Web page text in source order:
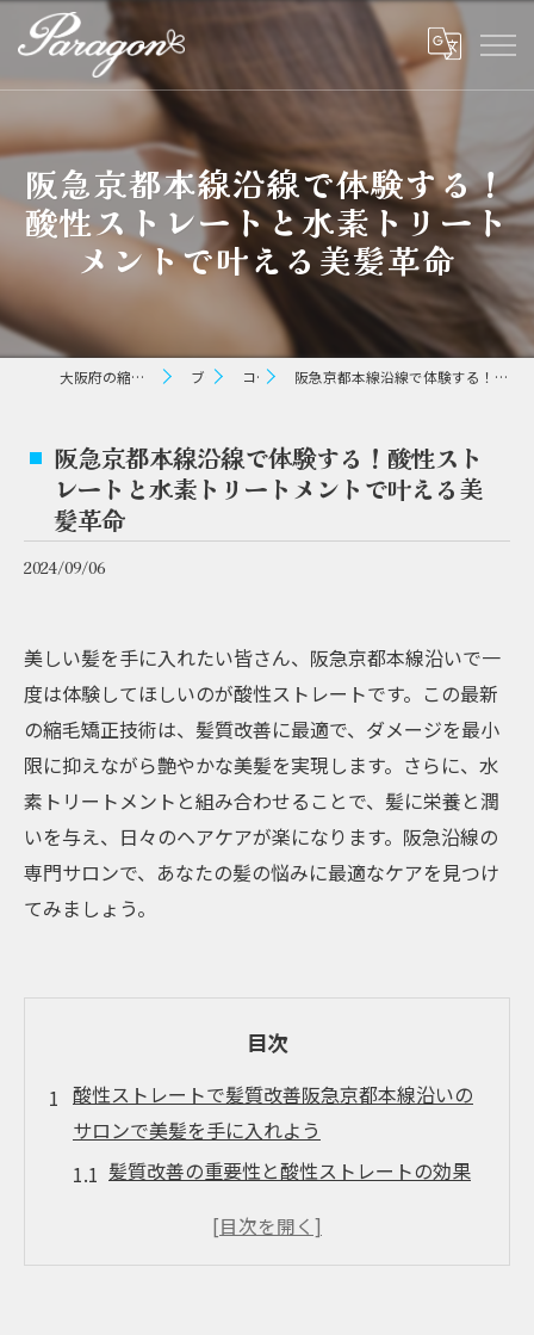
阪急京都本線沿線で体験する！
酸性ストレートと水素トリート
メントで叶える美髪革命
大阪府の縮毛矯正ならパラゴン ヘアー ブログ コラム 阪急京都本線沿線で体験する！酸性ストレートと水素トリートメントで叶える美髪革命
阪急京都本線沿線で体験する！酸性スト
レートと水素トリートメントで叶える美
髪革命
2024/09/06
美しい髪を手に入れたい皆さん、阪急京都本線沿いで一
度は体験してほしいのが酸性ストレートです。この最新
の縮毛矯正技術は、髪質改善に最適で、ダメージを最小
限に抑えながら艶やかな美髪を実現します。さらに、水
素トリートメントと組み合わせることで、髪に栄養と潤
いを与え、日々のヘアケアが楽になります。阪急沿線の
専門サロンで、あなたの髪の悩みに最適なケアを見つけ
てみましょう。
目次
酸性ストレートで髪質改善阪急京都本線沿いの
サロンで美髪を手に入れよう
髪質改善の重要性と酸性ストレートの効果
阪急京都本線沿いの酸性ストレート導入サ